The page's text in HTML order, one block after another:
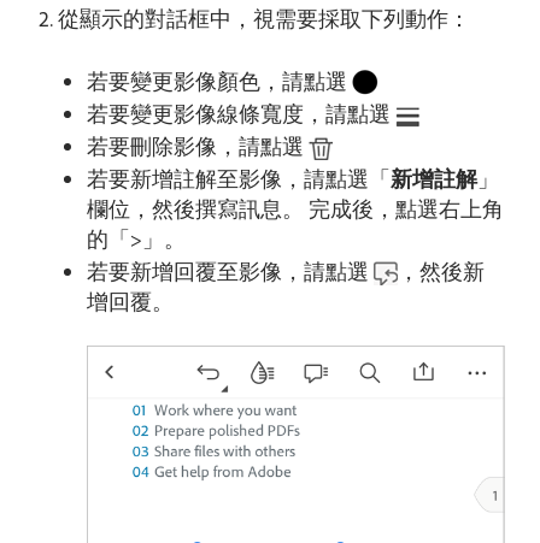
從顯示的對話框中，視需要採取下列動作：
若要變更影像顏色，請點選
若要變更影像線條寬度，請點選
若要刪除影像，請點選
若要新增註解至影像，請點選「新增註解」
欄位，然後撰寫訊息。 完成後，點選右上角
的「>」。
若要新增回覆至影像，請點選
，然後新
增回覆。